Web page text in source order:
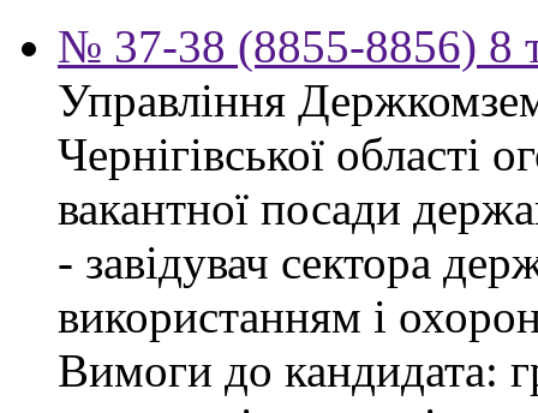
№ 37-38 (8855-8856) 8
Управління
Чернігівської області
вакантної посади
- завідувач сектора
використанням і
Вимоги до кандидата: